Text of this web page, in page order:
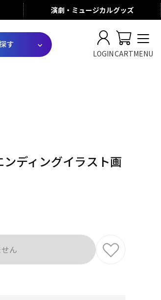
演劇・ミュージカルグッズ
す
LOGINCARTMENU
ディングイラスト画
ん